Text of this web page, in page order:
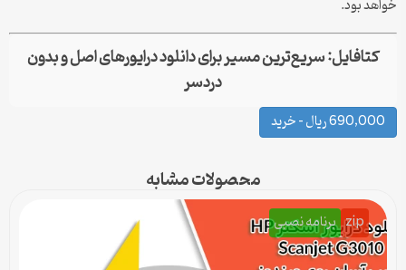
خواهد بود.
کتافایل: سریع‌ترین مسیر برای دانلود درایورهای اصل و بدون
دردسر
690,000 ریال – خرید
محصولات مشابه
zip برنامه نصبی